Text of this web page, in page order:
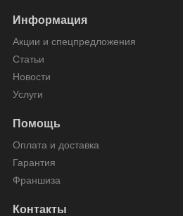
Информация
Акции и спецпредложения
Статьи
Новости
Услуги
Помощь
Оплата и доставка
Гарантия
Франшиза
Контакты